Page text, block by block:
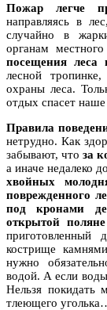
Пожар легче
направляясь в
случайно в
органам
посещения леса
лесной
охраны леса.
отдых спасет наше
Правила
нетрудно. Как
забывают, что за
а иначе недалеко
хвойных
поврежденного
под кронами
открытой
приготовленный
кострище
нужно
водой. А если
Нельзя покидать
тлеющего